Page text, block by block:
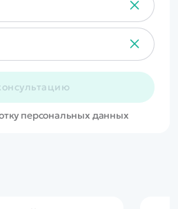
справляется с управлением,
достаточно просто отпустить
рычаги управления, и полет
самолета автоматически
персональных данных